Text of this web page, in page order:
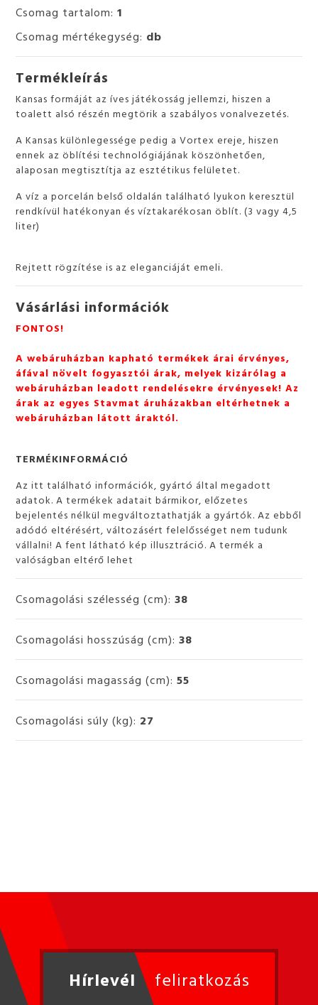
Csomag tartalom:1
Csomag mértékegység: db
Termékleírás
Kansas formáját az íves játékosság jellemzi, hiszen a
toalett alsó részén megtörik a szabályos vonalvezetés.
A Kansas különlegessége pedig a Vortex ereje, hiszen
ennek az öblítési technológiájának köszönhetően,
alaposan megtisztítja az esztétikus felületet.
A víz a porcelán belső oldalán található lyukon keresztül
rendkívül hatékonyan és víztakarékosan öblít. (3 vagy 4,5
liter)
Rejtett rögzítése is az eleganciáját emeli.
Vásárlási információk
FONTOS!
A webáruházban kapható termékek árai érvényes,
áfával növelt fogyasztói árak, melyek kizárólag a
webáruházban leadott rendelésekre érvényesek! Az
árak az egyes Stavmat áruházakban eltérhetnek a
webáruházban látott áraktól.
TERMÉKINFORMÁCIÓ
Az itt található információk, gyártó által megadott
adatok. A termékek adatait bármikor, előzetes
bejelentés nélkül megváltoztathatják a gyártók. Az ebből
adódó eltérésért, változásért felelősséget nem tudunk
vállalni! A fent látható kép illusztráció. A termék a
valóságban eltérő lehet
Csomagolási szélesség (cm):38
Csomagolási hosszúság (cm):38
Csomagolási magasság (cm):55
Csomagolási súly (kg): 27
Hírlevél feliratkozás